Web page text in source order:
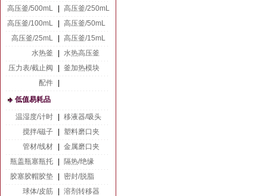
高压釜/500mL
高压釜/250mL
高压釜/100mL
高压釜/50mL
高压釜/25mL
高压釜/15mL
水热釜
水热高压釜
压力表/截止阀
釜加热模块
配件
低值易耗品
温湿度/计时
移液器/吸头
搅拌/磁子
塑料磨口夹
管材/线材
金属磨口夹
瓶盖瓶塞瓶托
隔热/绝缘
胶塞胶帽胶垫
密封/脱脂
球体/皮筋
溶剂转移器